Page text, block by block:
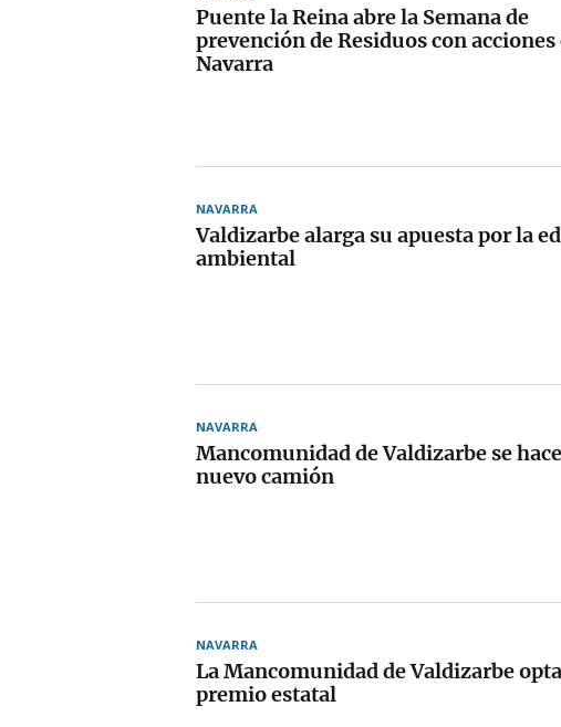
Puente la Reina abre la Semana de
prevención de Residuos con acciones
Navarra
NAVARRA
Valdizarbe alarga su apuesta por la
ambiental
NAVARRA
Mancomunidad de Valdizarbe se
nuevo camión
NAVARRA
La Mancomunidad de Valdizarbe
premio estatal